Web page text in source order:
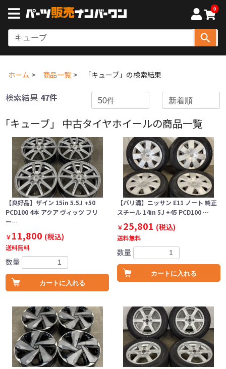
0
ホーム 商品一覧 「キューブ」の検索結果
検索結果 47件
「キューブ」 中古タイヤホイールの商品一覧
【良好品】ザイン 15in 5.5J +50
PCD100 4本 アクア ヴィッツ フリ
ー…
￥11,800 (税込)
送料無料
数量
カートに入れる
【バリ溝】ニッサン E11 ノート 純正
スチール 14in 5J +45 PCD100 …
￥25,801 (税込)
送料無料
数量
カートに入れる